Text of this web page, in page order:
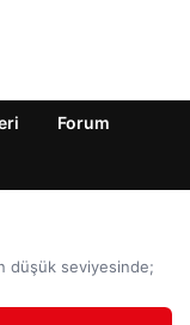
Forum
düşük seviyesinde;